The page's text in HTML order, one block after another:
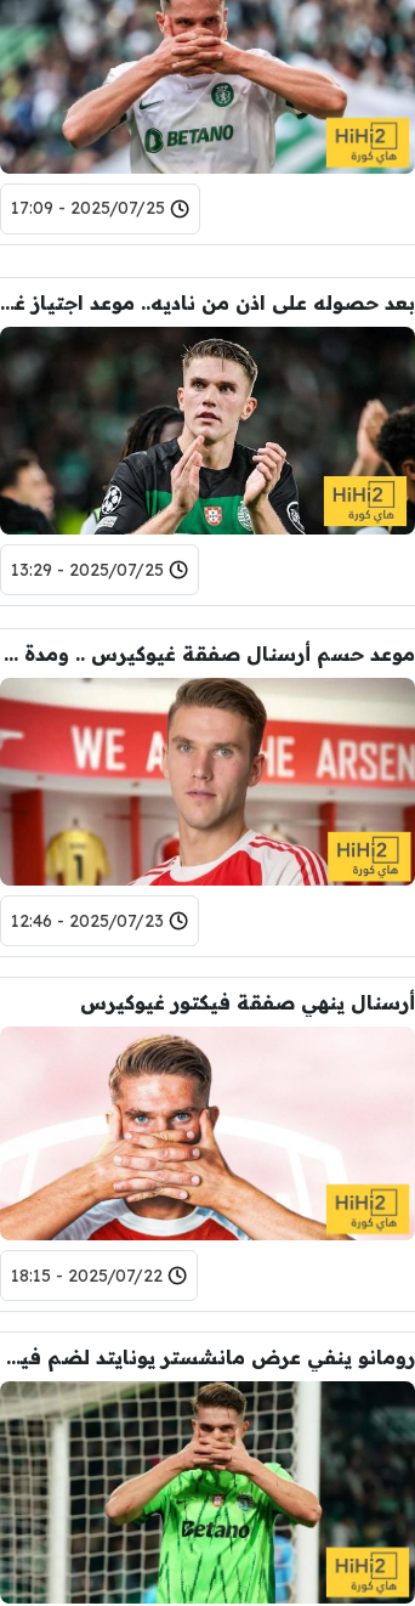
2025/07/25 - 17:09
بعد حصوله على اذن من ناديه.. موعد اجتياز غيوكيرس للفحص الطبي في أرسنال
2025/07/25 - 13:29
موعد حسم أرسنال صفقة غيوكيرس .. ومدة عقد اللاعب
2025/07/23 - 12:46
أرسنال ينهي صفقة فيكتور غيوكيرس
2025/07/22 - 18:15
رومانو ينفي عرض مانشستر يونايتد لضم فيكتور غيوكيرس